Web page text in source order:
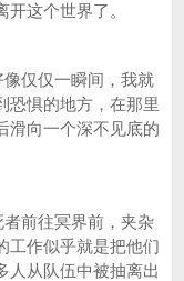
这个世界了。
仅仅一瞬间，我就
恐惧的地方，在那里
滑向一个深不见底的
前往冥界前，夹杂
工作似乎就是把他们
人从队伍中被抽离出